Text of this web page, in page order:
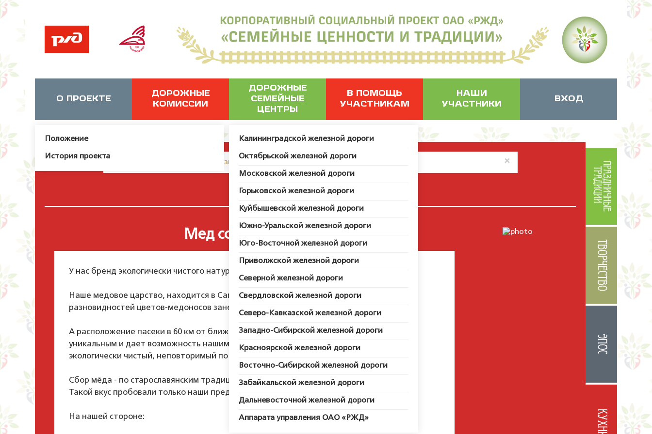
О ПРОЕКТЕ
Положение
История проекта
ДОРОЖНЫЕ
КОМИССИИ
ДОРОЖНЫЕ
СЕМЕЙНЫЕ
ЦЕНТРЫ
Калининградской железной дороги
Октябрьской железной дороги
Московской железной дороги
Горьковской железной дороги
Куйбышевской железной дороги
Южно-Уральской железной дороги
Юго-Восточной железной дороги
Приволжской железной дороги
Северной железной дороги
Свердловской железной дороги
Северо-Кавказской железной дороги
Западно-Сибирской железной дороги
Красноярской железной дороги
Восточно-Сибирской железной дороги
Забайкальской железной дороги
Дальневосточной железной дороги
Аппарата управления ОАО «РЖД»
В ПОМОЩЬ
УЧАСТНИКАМ
НАШИ
УЧАСТНИКИ
ВХОД
×
JUser: :_load: Не удалось загрузить пользователя с ID 52838.
Вкус кедрого молока
Мед со своей пасеки
У нас бренд экологически чистого натурального мёда без сахара.
Наше медовое царство, находится в Самарской области, где произрастает более 20
разновидностей цветов-медоносов занесенных в красную книгу.
А расположение пасеки в 60 км от ближайшего города, делает наш продукт поистине
уникальным и дает возможность нашим пчёлкам-труженицам заготовить для Вас
экологически чистый, неповторимый по своим вкусовым качествам мёд.
Сбор мёда - по старославянским традициям!
Такой вкус пробовали только наши предки!
На нашей стороне: